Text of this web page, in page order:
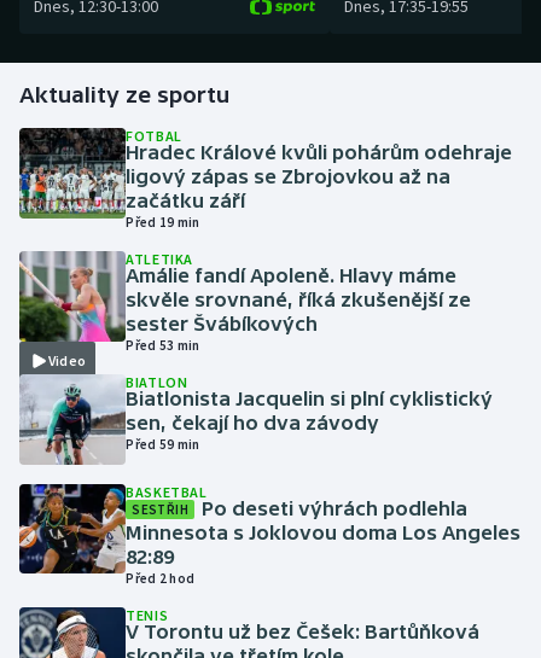
Golf
Gymnastika
Házená
Jezdectví
Judo
Krasobruslení
Lezení
Lyže a snowboard
Moderní pětiboj
Motorsport
Dnes, 12:30-13:00 Dnes, 17:35-19:55
Aktuality ze sportu
FOTBAL
Hradec Králové kvůli pohárům odehraje
ligový zápas se Zbrojovkou až na
začátku září
Před 19 min
Video
ATLETIKA
Amálie fandí Apoleně. Hlavy máme
skvěle srovnané, říká zkušenější ze
sester Švábíkových
Před 53 min
BIATLON
Biatlonista Jacquelin si plní cyklistický
sen, čekají ho dva závody
Před 59 min
BASKETBAL
SESTŘIH
Po deseti výhrách podlehla
Minnesota s Joklovou doma Los Angeles
82:89
Před 2 hod
TENIS
V Torontu už bez Češek: Bartůňková